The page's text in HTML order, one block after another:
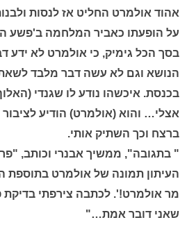
אהוד אולמרט החליט אז לנסות
על הופעתו כאביר המלחמה ב'פשע
בסך הכל גימיק, כי אולמרט לא ידע
הנושא וגם לא עשה דבר מלבד
בכנסת. איכשהו נודע לו שגנדי
אצלי… והוא (אולמרט) הודיע לציבור
ברצח וכך השתיק אותי.
" בתגובה", ממשיך אבנרי וכותב,
העיתון תמונה של אולמרט בתוספת
מר אולמרט!'. לכתבה צירפתי בדיקת
שאני דובר אמת…"